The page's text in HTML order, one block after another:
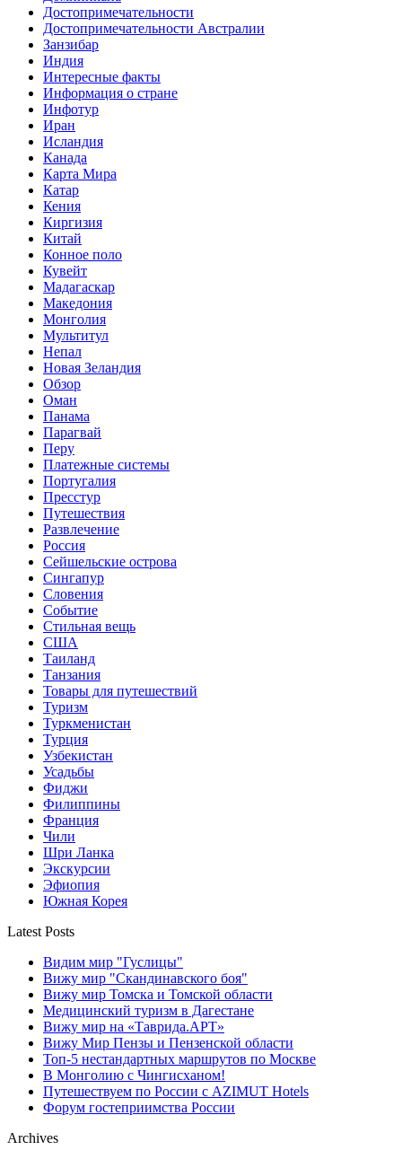
Достопримечательности
Достопримечательности Австралии
Занзибар
Индия
Интересные факты
Информация о стране
Инфотур
Иран
Исландия
Канада
Карта Мира
Катар
Кения
Киргизия
Китай
Конное поло
Кувейт
Мадагаскар
Македония
Монголия
Мультитул
Непал
Новая Зеландия
Обзор
Оман
Панама
Парагвай
Перу
Платежные системы
Португалия
Пресстур
Путешествия
Развлечение
Россия
Сейшельские острова
Сингапур
Словения
Событие
Стильная вещь
США
Таиланд
Танзания
Товары для путешествий
Туризм
Туркменистан
Турция
Узбекистан
Усадьбы
Фиджи
Филиппины
Франция
Чили
Шри Ланка
Экскурсии
Эфиопия
Южная Корея
Latest Posts
Видим мир "Гуслицы"
Вижу мир "Скандинавского боя"
Вижу мир Томска и Томской области
Медицинский туризм в Дагестане
Вижу мир на «Таврида.АРТ»
Вижу Мир Пензы и Пензенской области
Топ-5 нестандартных маршрутов по Москве
В Монголию с Чингисханом!
Путешествуем по России с AZIMUT Hotels
Форум гостеприимства России
Archives